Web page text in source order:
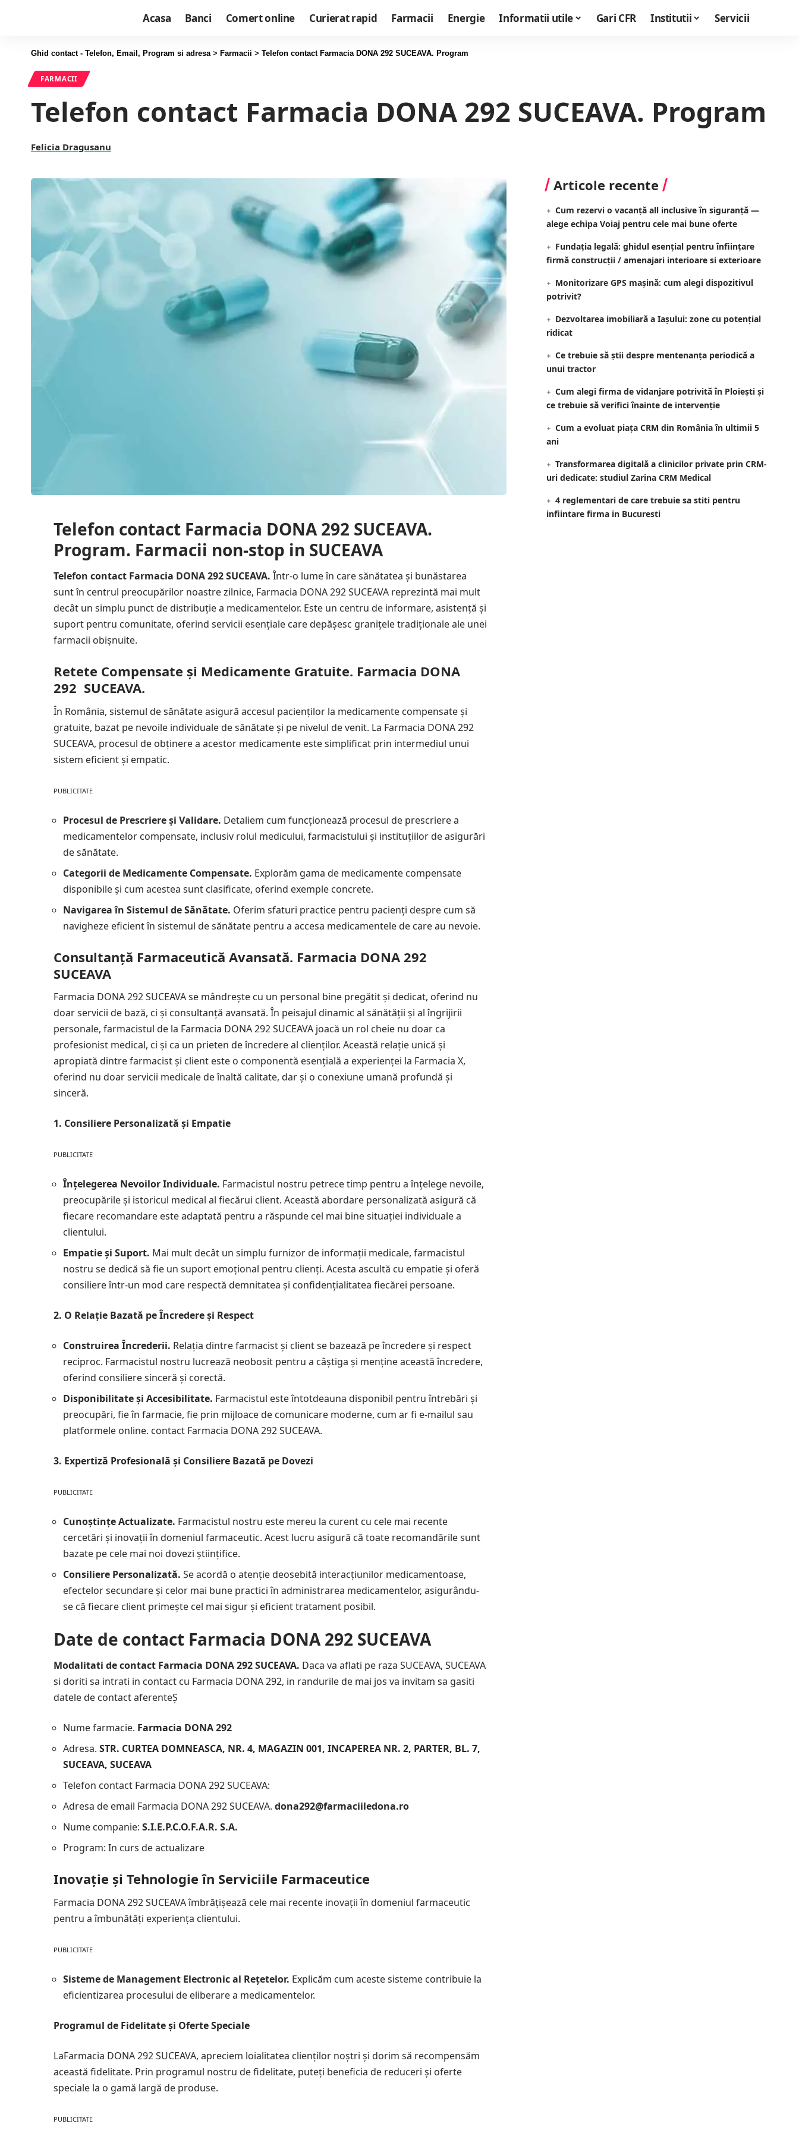
Acasa Banci Comert online Curierat rapid Farmacii Energie Informatii utile Gari CFR Institutii Servicii
Ghid contact - Telefon, Email, Program si adresa> Farmacii > Telefon contact Farmacia DONA 292 SUCEAVA. Program
FARMACII
Telefon contact Farmacia DONA 292 SUCEAVA. Program
Felicia Dragusanu
Telefon contact Farmacia DONA 292 SUCEAVA.
Program. Farmacii non-stop in SUCEAVA
Telefon contact Farmacia DONA 292 SUCEAVA. Într-o lume în care sănătatea și bunăstarea
sunt în centrul preocupărilor noastre zilnice, Farmacia DONA 292 SUCEAVA reprezintă mai mult
decât un simplu punct de distribuție a medicamentelor. Este un centru de informare, asistență și
suport pentru comunitate, oferind servicii esențiale care depășesc granițele tradiționale ale unei
farmacii obișnuite.
Retete Compensate și Medicamente Gratuite. Farmacia DONA
292 SUCEAVA.
În România, sistemul de sănătate asigură accesul pacienților la medicamente compensate și
gratuite, bazat pe nevoile individuale de sănătate și pe nivelul de venit. La Farmacia DONA 292
SUCEAVA, procesul de obținere a acestor medicamente este simplificat prin intermediul unui
sistem eficient și empatic.
PUBLICITATE
Procesul de Prescriere și Validare. Detaliem cum funcționează procesul de prescriere a
medicamentelor compensate, inclusiv rolul medicului, farmacistului și instituțiilor de asigurări
de sănătate.
Categorii de Medicamente Compensate. Explorăm gama de medicamente compensate
disponibile și cum acestea sunt clasificate, oferind exemple concrete.
Navigarea în Sistemul de Sănătate. Oferim sfaturi practice pentru pacienți despre cum să
navigheze eficient în sistemul de sănătate pentru a accesa medicamentele de care au nevoie.
Consultanță Farmaceutică Avansată. Farmacia DONA 292
SUCEAVA
Farmacia DONA 292 SUCEAVA se mândrește cu un personal bine pregătit și dedicat, oferind nu
doar servicii de bază, ci și consultanță avansată. În peisajul dinamic al sănătății și al îngrijirii
personale, farmacistul de la Farmacia DONA 292 SUCEAVA joacă un rol cheie nu doar ca
profesionist medical, ci și ca un prieten de încredere al clienților. Această relație unică și
apropiată dintre farmacist și client este o componentă esențială a experienței la Farmacia X,
oferind nu doar servicii medicale de înaltă calitate, dar și o conexiune umană profundă și
sinceră.
1. Consiliere Personalizată și Empatie
PUBLICITATE
Înțelegerea Nevoilor Individuale. Farmacistul nostru petrece timp pentru a înțelege nevoile,
preocupările și istoricul medical al fiecărui client. Această abordare personalizată asigură că
fiecare recomandare este adaptată pentru a răspunde cel mai bine situației individuale a
clientului.
Empatie și Suport. Mai mult decât un simplu furnizor de informații medicale, farmacistul
nostru se dedică să fie un suport emoțional pentru clienți. Acesta ascultă cu empatie și oferă
consiliere într-un mod care respectă demnitatea și confidențialitatea fiecărei persoane.
2. O Relație Bazată pe Încredere și Respect
Construirea Încrederii. Relația dintre farmacist și client se bazează pe încredere și respect
reciproc. Farmacistul nostru lucrează neobosit pentru a câștiga și menține această încredere,
oferind consiliere sinceră și corectă.
Disponibilitate și Accesibilitate. Farmacistul este întotdeauna disponibil pentru întrebări și
preocupări, fie în farmacie, fie prin mijloace de comunicare moderne, cum ar fi e-mailul sau
platformele online. contact Farmacia DONA 292 SUCEAVA.
3. Expertiză Profesională și Consiliere Bazată pe Dovezi
PUBLICITATE
Cunoștințe Actualizate. Farmacistul nostru este mereu la curent cu cele mai recente
cercetări și inovații în domeniul farmaceutic. Acest lucru asigură că toate recomandările sunt
bazate pe cele mai noi dovezi științifice.
Consiliere Personalizată. Se acordă o atenție deosebită interacțiunilor medicamentoase,
efectelor secundare și celor mai bune practici în administrarea medicamentelor, asigurându-
se că fiecare client primește cel mai sigur și eficient tratament posibil.
Date de contact Farmacia DONA 292 SUCEAVA
Modalitati de contact Farmacia DONA 292 SUCEAVA. Daca va aflati pe raza SUCEAVA, SUCEAVA
si doriti sa intrati in contact cu Farmacia DONA 292, in randurile de mai jos va invitam sa gasiti
datele de contact aferenteȘ
Nume farmacie. Farmacia DONA 292
Adresa.STR. CURTEA DOMNEASCA, NR. 4, MAGAZIN 001, INCAPEREA NR. 2, PARTER, BL. 7,
SUCEAVA, SUCEAVA
Telefon contact Farmacia DONA 292 SUCEAVA:
Adresa de email Farmacia DONA 292 SUCEAVA.dona292@farmaciiledona.ro
Nume companie: S.I.E.P.C.O.F.A.R. S.A.
Program: In curs de actualizare
Inovație și Tehnologie în Serviciile Farmaceutice
Farmacia DONA 292 SUCEAVA îmbrățișează cele mai recente inovații în domeniul farmaceutic
pentru a îmbunătăți experiența clientului.
PUBLICITATE
Sisteme de Management Electronic al Rețetelor. Explicăm cum aceste sisteme contribuie la
eficientizarea procesului de eliberare a medicamentelor.
Programul de Fidelitate și Oferte Speciale
LaFarmacia DONA 292 SUCEAVA, apreciem loialitatea clienților noștri și dorim să recompensăm
această fidelitate. Prin programul nostru de fidelitate, puteți beneficia de reduceri și oferte
speciale la o gamă largă de produse.
PUBLICITATE
Articole recente
Cum rezervi o vacanță all inclusive în siguranță —
alege echipa Voiaj pentru cele mai bune oferte
Fundația legală: ghidul esențial pentru înființare
firmă construcții / amenajari interioare si exterioare
Monitorizare GPS mașină: cum alegi dispozitivul
potrivit?
Dezvoltarea imobiliară a Iașului: zone cu potențial
ridicat
Ce trebuie să știi despre mentenanța periodică a
unui tractor
Cum alegi firma de vidanjare potrivită în Ploiești și
ce trebuie să verifici înainte de intervenție
Cum a evoluat piața CRM din România în ultimii 5
ani
Transformarea digitală a clinicilor private prin CRM-
uri dedicate: studiul Zarina CRM Medical
4 reglementari de care trebuie sa stiti pentru
infiintare firma in Bucuresti